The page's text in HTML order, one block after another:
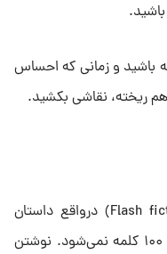
و زمانی که احساس
ریخته، نقاشی بکشید.
داستانک یا داستان کوتاه کوتاه (Flash fiction) درواقع داستان‌
بسیار کوتاهی است که معمولا بیشتر از ۱۰۰ کلمه نمی‌شود. نوشتن